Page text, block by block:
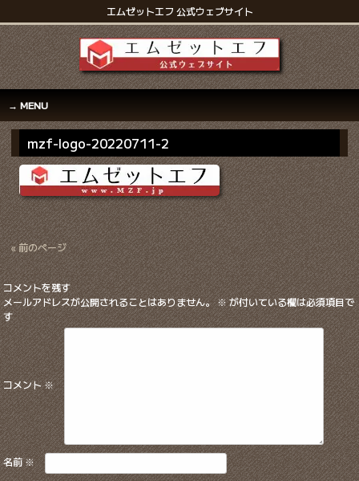
エムゼットエフ 公式ウェブサイト
MENU
mzf-logo-20220711-2
« 前のページ
コメントを残す
メールアドレスが公開されることはありません。※が付いている欄は必須項目で
す
コメント※
名前※